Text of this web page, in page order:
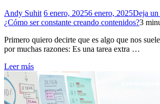
Andy Suhit 6 enero, 20256 enero, 2025Deja un
¿Cómo ser constante creando contenidos?3
Primero quiero decirte que es algo que nos
por muchas razones: Es una tarea extra …
Leer más